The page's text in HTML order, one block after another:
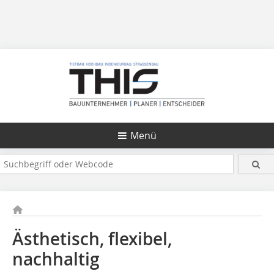
Menü
Ästhetisch, flexibel,
nachhaltig